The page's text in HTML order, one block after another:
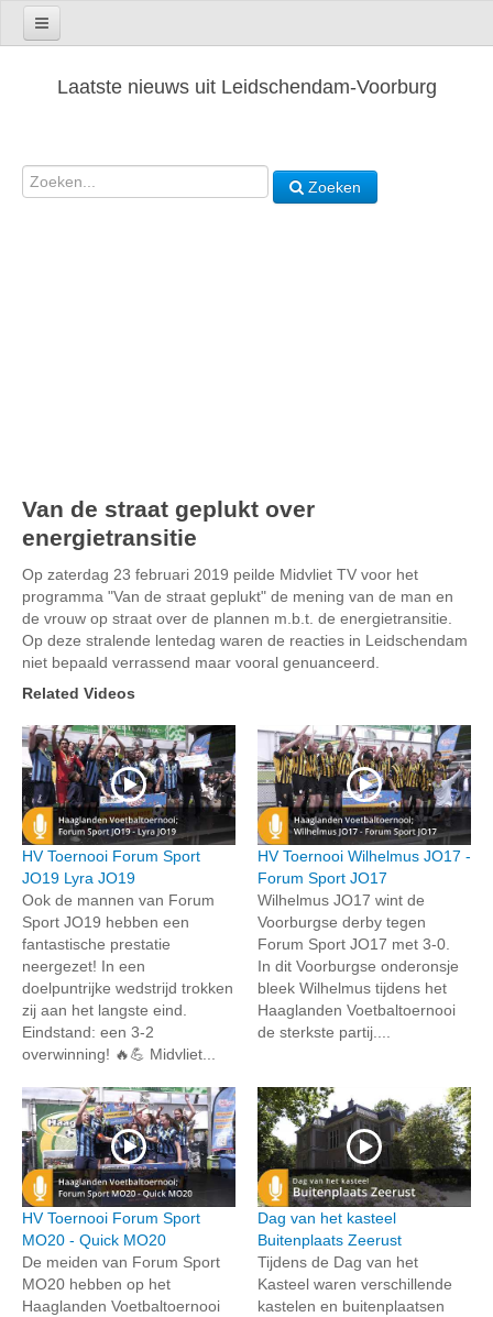
Laatste nieuws uit Leidschendam-Voorburg
Zoeken
Van de straat geplukt over
energietransitie
Op zaterdag 23 februari 2019 peilde Midvliet TV voor het
programma "Van de straat geplukt" de mening van de man en
de vrouw op straat over de plannen m.b.t. de energietransitie.
Op deze stralende lentedag waren de reacties in Leidschendam
niet bepaald verrassend maar vooral genuanceerd.
Related Videos
HV Toernooi Forum Sport
JO19 Lyra JO19
Ook de mannen van Forum
Sport JO19 hebben een
fantastische prestatie
neergezet! In een
doelpuntrijke wedstrijd trokken
zij aan het langste eind.
Eindstand: een 3-2
overwinning! 🔥💪 Midvliet...
HV Toernooi Wilhelmus JO17 -
Forum Sport JO17
Wilhelmus JO17 wint de
Voorburgse derby tegen
Forum Sport JO17 met 3-0.
In dit Voorburgse onderonsje
bleek Wilhelmus tijdens het
Haaglanden Voetbaltoernooi
de sterkste partij....
HV Toernooi Forum Sport
MO20 - Quick MO20
De meiden van Forum Sport
MO20 hebben op het
Haaglanden Voetbaltoernooi
Dag van het kasteel
Buitenplaats Zeerust
Tijdens de Dag van het
Kasteel waren verschillende
kastelen en buitenplaatsen